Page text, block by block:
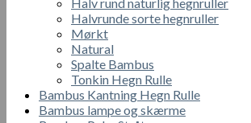
Halvrunde sorte hegnruller
Mørkt
Natural
Spalte Bambus
Tonkin Hegn Rulle
Bambus Kantning Hegn Rulle
Bambus lampe og skærme